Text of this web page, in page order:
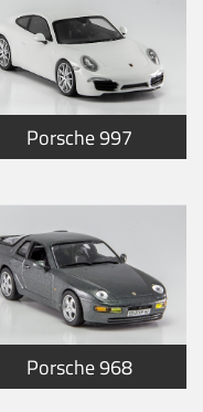
Porsche 997
Porsche 968